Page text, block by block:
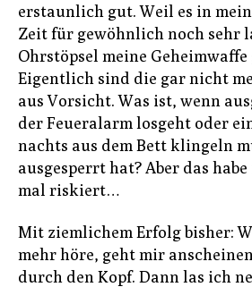
erstaunlich gut. Weil es in
Zeit für gewöhnlich noch sehr
Ohrstöpsel meine Geheimwaffe
Eigentlich sind die gar nicht
aus Vorsicht. Was ist, wenn
der Feueralarm losgeht oder
nachts aus dem Bett klingeln
ausgesperrt hat? Aber das
mal riskiert…
Mit ziemlichem Erfolg bisher:
mehr höre, geht mir
durch den Kopf. Dann las ich